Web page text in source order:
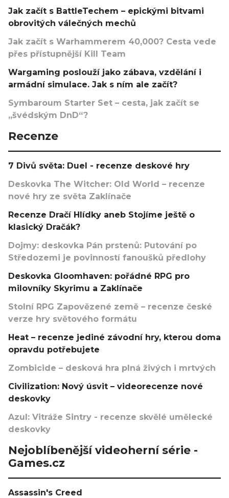
Jak začít s BattleTechem – epickými bitvami
obrovitých válečných mechů
Jak začít s Warhammerem 40,000? Cesta vede
přes přístupnější Kill Team
Wargaming poslouží jako zábava, vzdělání i
armádní simulace. Jak s ním ale začít?
Symbaroum Starter Set – cesta, jak začít se
„švédským DnD“?
Recenze
7 Divů světa: Duel - recenze deskové hry
Deskovka The Witcher: Old World – recenze
nové hry ze světa Zaklínače
Recenze Dračí Hlídky aneb Stojíme ještě o
klasický Dračák?
Dojmy: deskovka Pán prstenů: Putování po
Středozemi je povinností fanoušků předlohy
Deskovka Gloomhaven: pořádné RPG pro
milovníky Skyrimu a Zaklínače
Stolní RPG Zapovězené země – recenze české
verze hry světového formátu
Heat – recenze jediné závodní hry, kterou doma
opravdu potřebujete
Zombicide – desková hra plná živých i mrtvých
Civilization: Nový úsvit – videorecenze nové
deskovky
Azul: Vitráže Sintry - recenze skvělé umělecké
deskovky
Nejoblíbenější videoherní série -
Games.cz
Assassin's Creed